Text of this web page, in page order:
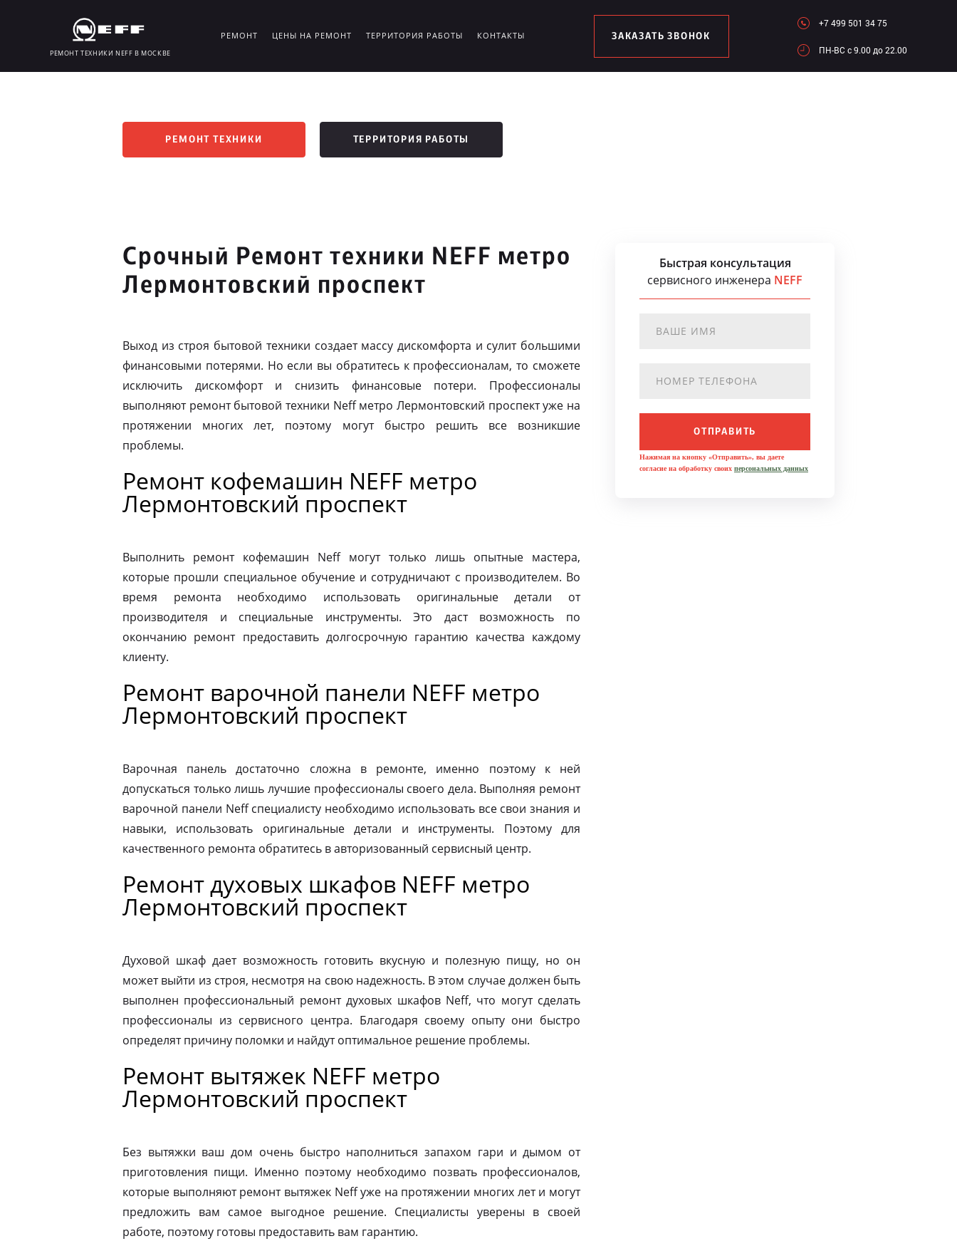
РЕМОНТ ТЕХНИКИ NEFF В МОСКВЕ
РЕМОНТ ЦЕНЫ НА РЕМОНТ ТЕРРИТОРИЯ РАБОТЫ КОНТАКТЫ ЗАКАЗАТЬ ЗВОНОК
+7 499 501 34 75
ПН-ВC c 9.00 до 22.00
РЕМОНТ ТЕХНИКИ ТЕРРИТОРИЯ РАБОТЫ
Срочный Ремонт техники NEFF метро
Лермонтовский проспект
Выход из строя бытовой техники создает массу дискомфорта и сулит большими
финансовыми потерями. Но если вы обратитесь к профессионалам, то сможете
исключить дискомфорт и снизить финансовые потери. Профессионалы
выполняют ремонт бытовой техники Neff метро Лермонтовский проспект уже на
протяжении многих лет, поэтому могут быстро решить все возникшие
проблемы.
Ремонт кофемашин NEFF метро
Лермонтовский проспект
Выполнить ремонт кофемашин Neff могут только лишь опытные мастера,
которые прошли специальное обучение и сотрудничают с производителем. Во
время ремонта необходимо использовать оригинальные детали от
производителя и специальные инструменты. Это даст возможность по
окончанию ремонт предоставить долгосрочную гарантию качества каждому
клиенту.
Ремонт варочной панели NEFF метро
Лермонтовский проспект
Варочная панель достаточно сложна в ремонте, именно поэтому к ней
допускаться только лишь лучшие профессионалы своего дела. Выполняя ремонт
варочной панели Neff специалисту необходимо использовать все свои знания и
навыки, использовать оригинальные детали и инструменты. Поэтому для
качественного ремонта обратитесь в авторизованный сервисный центр.
Ремонт духовых шкафов NEFF метро
Лермонтовский проспект
Духовой шкаф дает возможность готовить вкусную и полезную пищу, но он
может выйти из строя, несмотря на свою надежность. В этом случае должен быть
выполнен профессиональный ремонт духовых шкафов Neff, что могут сделать
профессионалы из сервисного центра. Благодаря своему опыту они быстро
определят причину поломки и найдут оптимальное решение проблемы.
Ремонт вытяжек NEFF метро
Лермонтовский проспект
Без вытяжки ваш дом очень быстро наполниться запахом гари и дымом от
приготовления пищи. Именно поэтому необходимо позвать профессионалов,
которые выполняют ремонт вытяжек Neff уже на протяжении многих лет и могут
предложить вам самое выгодное решение. Специалисты уверены в своей
работе, поэтому готовы предоставить вам гарантию.
Быстрая консультация
сервисного инженера NEFF
ОТПРАВИТЬ
Нажимая на кнопку «Отправить», вы даете
согласие на обработку своих персональных данных